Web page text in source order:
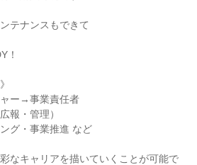
テナンスもできて
！
ー→事業責任者
報・管理）
グ・事業推進 など
なキャリアを描いていくことが可能で